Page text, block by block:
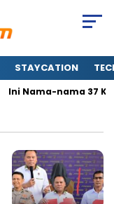
STAYCATION
Ini Nama-nama 37